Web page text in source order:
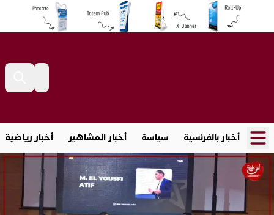
أخبار بالفرنسية سياسة أخبار المشاهير أخبار رياضية